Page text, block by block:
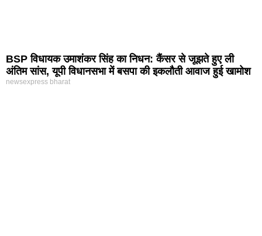
BSP विधायक उमाशंकर सिंह का निधन: कैंसर से जूझते हुए ली
अंतिम सांस, यूपी विधानसभा में बसपा की इकलौती आवाज हुई खामोश
newsexpress bharat